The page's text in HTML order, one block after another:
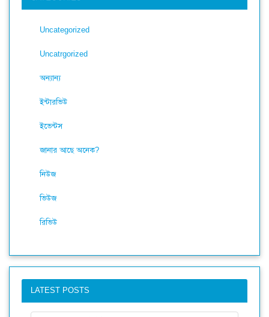
Uncategorized
Uncatrgorized
অন্যান্য
ইন্টারভিউ
ইভেন্টস
জানার আছে অনেক?
নিউজ
ভিউজ
রিভিউ
LATEST POSTS